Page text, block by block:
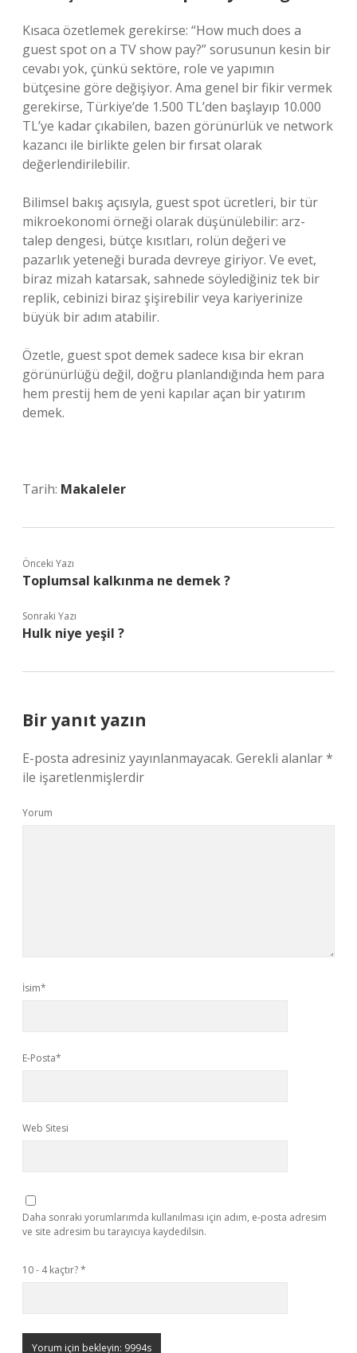
Kısaca özetlemek gerekirse: “How much does a
guest spot on a TV show pay?” sorusunun kesin bir
cevabı yok, çünkü sektöre, role ve yapımın
bütçesine göre değişiyor. Ama genel bir fikir vermek
gerekirse, Türkiye’de 1.500 TL’den başlayıp 10.000
TL’ye kadar çıkabilen, bazen görünürlük ve network
kazancı ile birlikte gelen bir fırsat olarak
değerlendirilebilir.
Bilimsel bakış açısıyla, guest spot ücretleri, bir tür
mikroekonomi örneği olarak düşünülebilir: arz-
talep dengesi, bütçe kısıtları, rolün değeri ve
pazarlık yeteneği burada devreye giriyor. Ve evet,
biraz mizah katarsak, sahnede söylediğiniz tek bir
replik, cebinizi biraz şişirebilir veya kariyerinize
büyük bir adım atabilir.
Özetle, guest spot demek sadece kısa bir ekran
görünürlüğü değil, doğru planlandığında hem para
hem prestij hem de yeni kapılar açan bir yatırım
demek.
Tarih: Makaleler
Önceki Yazı
Toplumsal kalkınma ne demek ?
Sonraki Yazı
Hulk niye yeşil ?
Bir yanıt yazın
E-posta adresiniz yayınlanmayacak. Gerekli alanlar*
ile işaretlenmişlerdir
Yorum
İsim*
E-Posta*
Web Sitesi
Daha sonraki yorumlarımda kullanılması için adım, e-posta adresim
ve site adresim bu tarayıcıya kaydedilsin.
10 - 4 kaçtır?*